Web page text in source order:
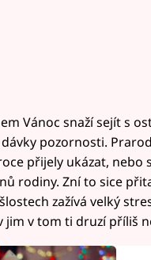
Vánoc snaží sejít s
pozornosti.
přijely ukázat, nebo
rodiny. Zní to sice
zažívá velký
jim v tom ti druzí příliš